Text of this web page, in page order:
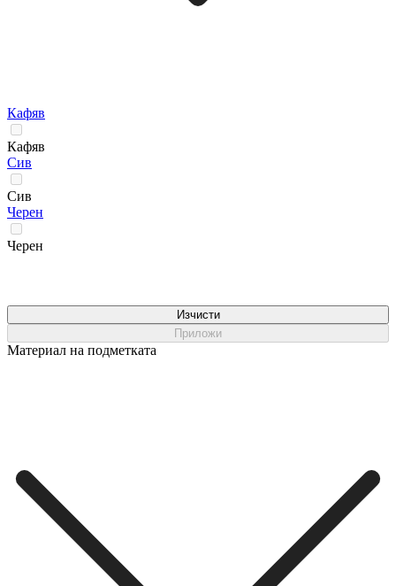
Кафяв
Кафяв
Сив
Сив
Черен
Черен
Изчисти
Приложи
Материал на подметката